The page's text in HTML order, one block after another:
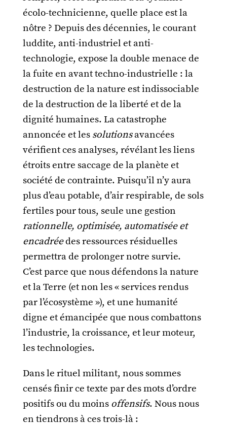
écolo-technicienne, quelle place est la
nôtre ? Depuis des décennies, le courant
luddite, anti-industriel et anti-
technologie, expose la double menace de
la fuite en avant techno-industrielle : la
destruction de la nature est indissociable
de la destruction de la liberté et de la
dignité humaines. La catastrophe
annoncée et lessolutionsavancées
vérifient ces analyses, révélant les liens
étroits entre saccage de la planète et
société de contrainte. Puisqu’il n’y aura
plus d’eau potable, d’air respirable, de sols
fertiles pour tous, seule une gestion
rationnelle, optimisée, automatisée et
encadréedes ressources résiduelles
permettra de prolonger notre survie.
C’est parce que nous défendons la nature
et la Terre (et non les « services rendus
par l’écosystème »), et une humanité
digne et émancipée que nous combattons
l’industrie, la croissance, et leur moteur,
les technologies.
Dans le rituel militant, nous sommes
censés finir ce texte par des mots d’ordre
positifs ou du moinsoffensifs. Nous nous
en tiendrons à ces trois-là :